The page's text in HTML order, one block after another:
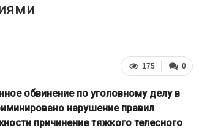
0
175
обвинение по уголовному делу в
нарушение правил
причинение тяжкого телесного